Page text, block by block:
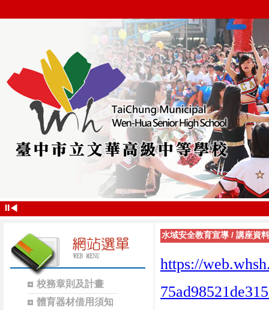
⏸◀
校務章則及計畫
體育器材借用須知
水域安全教育宣導 / 講座資
https://